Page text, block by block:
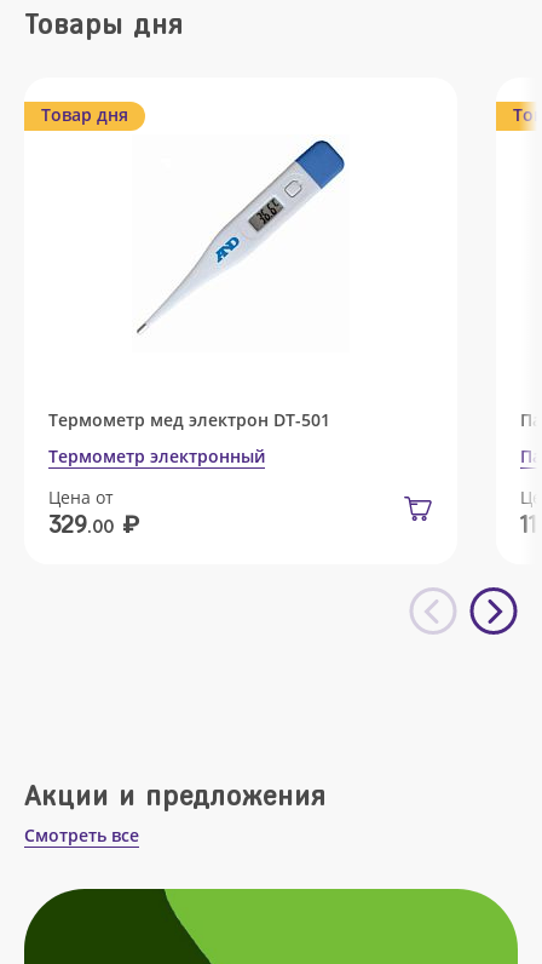
Товары дня
Товар дня
Термометр мед электрон DT-501
Термометр электронный
Цена от
329.00 ₽ 11
Акции и предложения
Смотреть все